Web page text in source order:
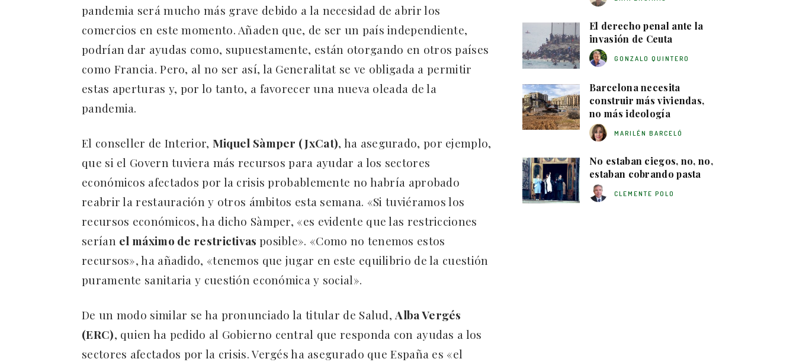
pandemia será mucho más grave debido a la necesidad de abrir los
comercios en este momento. Añaden que, de ser un país independiente,
podrían dar ayudas como, supuestamente, están otorgando en otros países
como Francia. Pero, al no ser así, la Generalitat se ve obligada a permitir
estas aperturas y, por lo tanto, a favorecer una nueva oleada de la
pandemia.
El conseller de Interior, Miquel Sàmper (JxCat), ha asegurado, por ejemplo,
que si el Govern tuviera más recursos para ayudar a los sectores
económicos afectados por la crisis probablemente no habría aprobado
reabrir la restauración y otros ámbitos esta semana. «Si tuviéramos los
recursos económicos, ha dicho Sàmper, «es evidente que las restricciones
serían el máximo de restrictivas posible». «Como no tenemos estos
recursos», ha añadido, «tenemos que jugar en este equilibrio de la cuestión
puramente sanitaria y cuestión económica y social».
De un modo similar se ha pronunciado la titular de Salud, Alba Vergés
(ERC), quien ha pedido al Gobierno central que responda con ayudas a los
sectores afectados por la crisis. Vergés ha asegurado que España es «el
El derecho penal ante la
invasión de Ceuta
GONZALO QUINTERO
Barcelona necesita
construir más viviendas,
no más ideología
MARILÉN BARCELÓ
No estaban ciegos, no, no,
estaban cobrando pasta
CLEMENTE POLO